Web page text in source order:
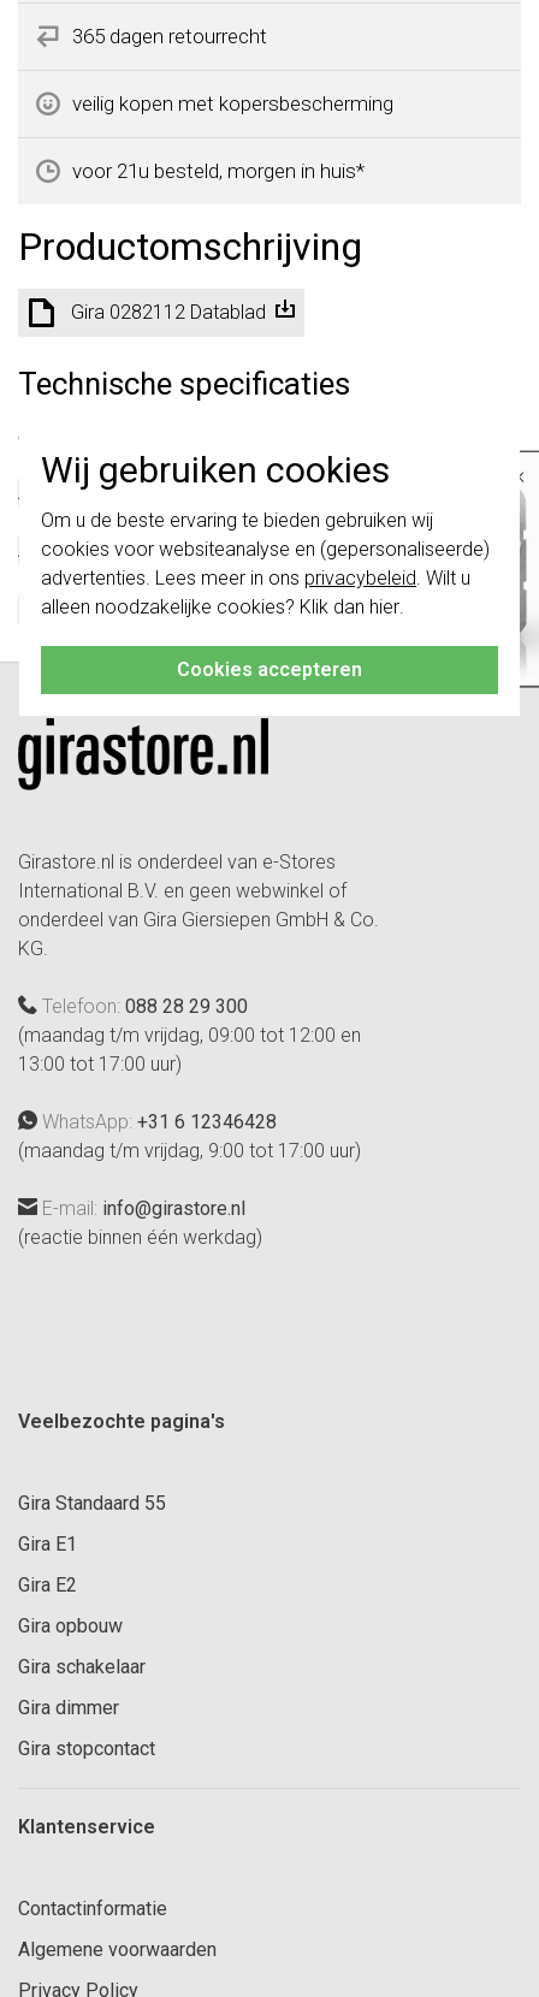
Wij gebruiken cookies
Om u de beste ervaring te bieden gebruiken wij
cookies voor websiteanalyse en (gepersonaliseerde)
advertenties. Lees meer in ons privacybeleid. Wilt u
alleen noodzakelijke cookies? Klik dan hier.
Cookies accepteren
365 dagen retourrecht
veilig kopen met kopersbescherming
voor 21u besteld, morgen in huis*
Productomschrijving
Gira 0282112 Datablad
Technische specificaties
Specificatie
Kleur
Wit
Afsluitbaar
Met klapdeksel
Nee
Afmetingen
VK50 / VK50
Met tekstveld
Nee
RAL-nummer (vergelijkbaar)
9010
Girastore.nl is onderdeel van e-Stores
International B.V. en geen webwinkel of
onderdeel van Gira Giersiepen GmbH & Co.
KG.
Telefoon: 088 28 29 300
(maandag t/m vrijdag, 09:00 tot 12:00 en
13:00 tot 17:00 uur)
WhatsApp: +31 6 12346428
(maandag t/m vrijdag, 9:00 tot 17:00 uur)
E-mail: info@girastore.nl
(reactie binnen één werkdag)
Veelbezochte pagina's
Gira Standaard 55
Gira E1
Gira E2
Gira opbouw
Gira schakelaar
Gira dimmer
Gira stopcontact
Klantenservice
Contactinformatie
Algemene voorwaarden
Privacy Policy
×
schakelwippen zijn vernieuwd. Ze zijn
niette combineren met de schakelaars
van vóór augustus 2024.
Klik hiervoor meer informatie, zodat je